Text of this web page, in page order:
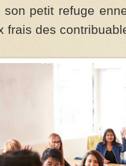
petit refuge
frais des